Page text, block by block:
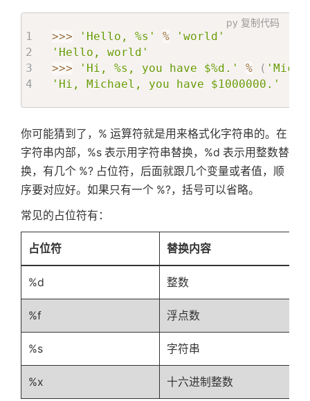
关
于
搜
索
py 复制代码
>>> 'Hello, %s' %
'world'
'Hello, world'
>>> 'Hi, %s, you have $%d.' % (
'Hi, Michael, you have $1000000.'
你可能猜到了，% 运算符就是用来格式化字符串的。在
字符串内部，%s 表示用字符串替换，%d 表示用整数替
换，有几个 %? 占位符，后面就跟几个变量或者值，顺
序要对应好。如果只有一个 %?，括号可以省略。
常见的占位符有：
占位符 替换内容
%d 整数
%f 浮点数
%s 字符串
%x 十六进制整数